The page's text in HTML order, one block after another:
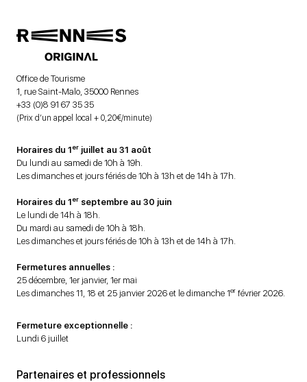
Office de Tourisme
1, rue Saint-Malo, 35000 Rennes
+33 (0)8 91 67 35 35
(Prix d’un appel local + 0,20€/minute)
Horaires du 1er juillet au 31 août
Du lundi au samedi de 10h à 19h.
Les dimanches et jours fériés de 10h à 13h et de 14h à 17h.
Horaires du 1er septembre au 30 juin
Le lundi de 14h à 18h.
Du mardi au samedi de 10h à 18h.
Les dimanches et jours fériés de 10h à 13h et de 14h à 17h.
Fermetures annuelles :
25 décembre, 1er janvier, 1er mai
Les dimanches 11, 18 et 25 janvier 2026 et le dimanche 1er février 2026.
Fermeture exceptionnelle :
Lundi 6 juillet
Partenaires et professionnels